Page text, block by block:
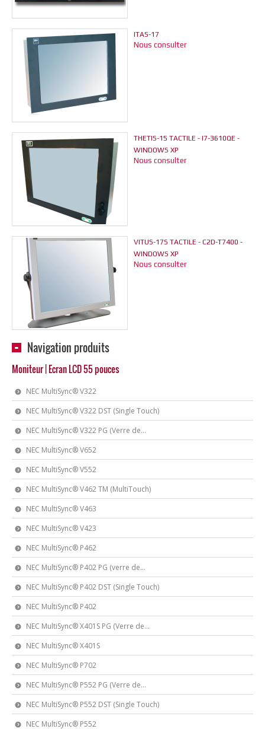
ITAS-17
Nous consulter
THETIS-15 TACTILE - I7-3610QE -
WINDOWS XP
Nous consulter
VITUS-17S TACTILE - C2D-T7400 -
WINDOWS XP
Nous consulter
Navigation produits
Moniteur | Ecran LCD 55 pouces
NEC MultiSync® V322
NEC MultiSync® V322 DST (Single Touch)
NEC MultiSync® V322 PG (Verre de...
NEC MultiSync® V652
NEC MultiSync® V552
NEC MultiSync® V462 TM (MultiTouch)
NEC MultiSync® V463
NEC MultiSync® V423
NEC MultiSync® P462
NEC MultiSync® P402 PG (verre de...
NEC MultiSync® P402 DST (Single Touch)
NEC MultiSync® P402
NEC MultiSync® X401S PG (Verre de...
NEC MultiSync® X401S
NEC MultiSync® P702
NEC MultiSync® P552 PG (Verre de...
NEC MultiSync® P552 DST (Single Touch)
NEC MultiSync® P552